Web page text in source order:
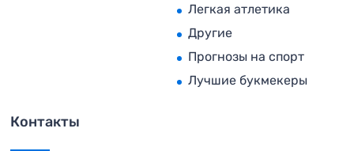
Легкая атлетика
Другие
Прогнозы на спорт
Лучшие букмекеры
Контакты